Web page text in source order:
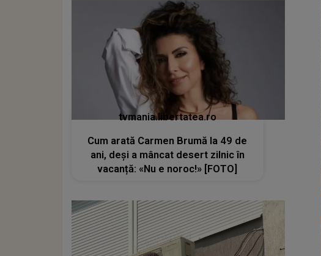
tvmania.libertatea.ro
Cum arată Carmen Brumă la 49 de
ani, deși a mâncat desert zilnic în
vacanță: «Nu e noroc!» [FOTO]